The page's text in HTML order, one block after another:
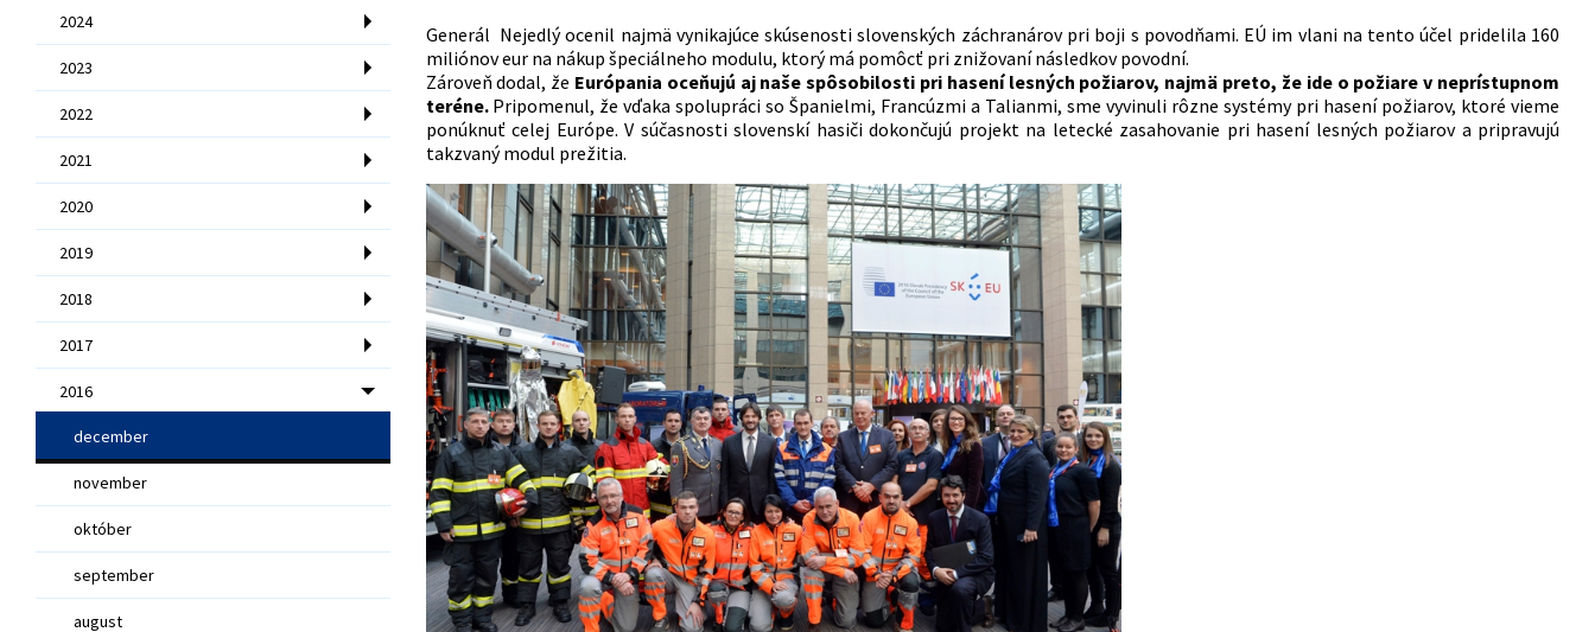
2024
2023
2022
2021
2020
2019
2018
2017
2016
december
november
október
september
august
Generál Nejedlý ocenil najmä vynikajúce skúsenosti slovenských záchranárov pri boji s povodňami. EÚ im vlani na tento účel pridelila 160
miliónov eur na nákup špeciálneho modulu, ktorý má pomôcť pri znižovaní následkov povodní.
Zároveň dodal, že Európania oceňujú aj naše spôsobilosti pri hasení lesných požiarov, najmä preto, že ide o požiare v neprístupnom
teréne.Pripomenul, že vďaka spolupráci so Španielmi, Francúzmi a Talianmi, sme vyvinuli rôzne systémy pri hasení požiarov, ktoré vieme
ponúknuť celej Európe. V súčasnosti slovenskí hasiči dokončujú projekt na letecké zasahovanie pri hasení lesných požiarov a pripravujú
takzvaný modul prežitia.